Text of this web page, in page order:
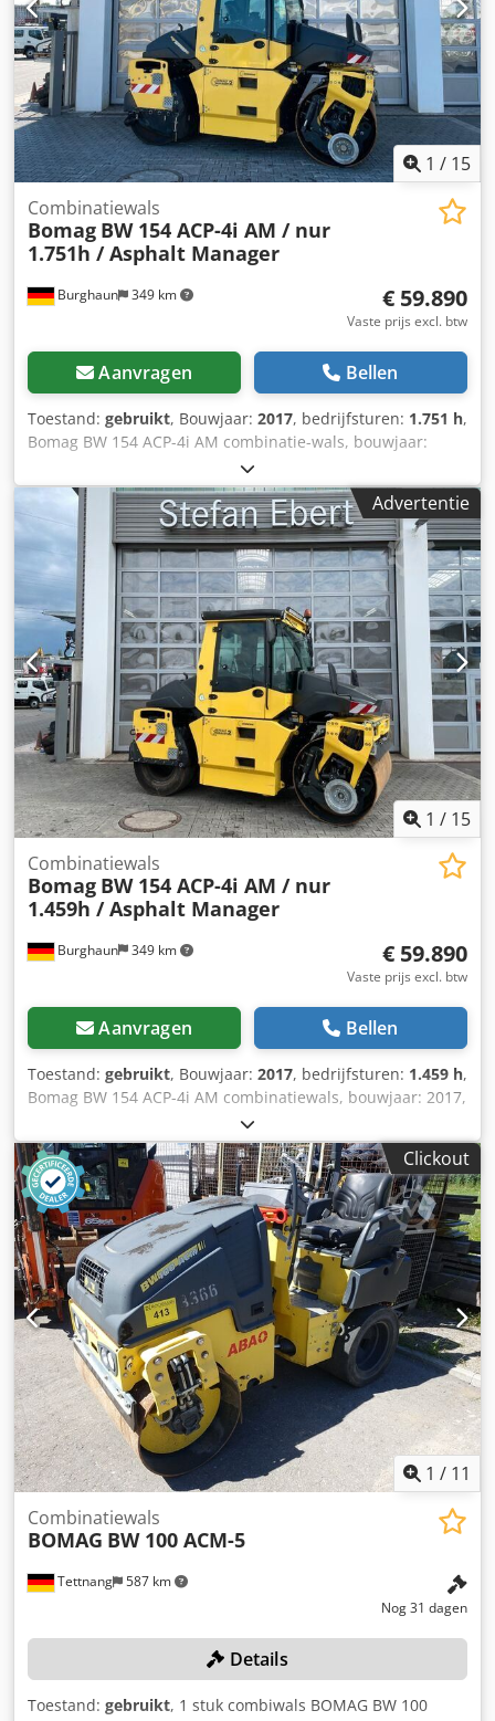
1 / 15
Burghaun 349 km
Combinatiewals
Bomag BW 154 ACP-4i AM / nur
1.751h / Asphalt Manager
€ 59.890
Vaste prijs excl. btw
Aanvragen Bellen
Toestand: gebruikt, Bouwjaar: 2017, bedrijfsturen: 1.751 h,
Bomag BW 154 ACP-4i AM combinatie-wals, bouwjaar:
2017, draaiuren: slechts 1.751 uur, motor: Kubota [55,4
kW/75 pk], Asphalt Manager 2, asfaltsnijinrichting aan
beide zijden, gewicht: 7.400 kg, gladde trommelbekleding,
goede staat, direct inzetbaar. Dsdpfx Aszq Tztolmokr Op
verzoek maken wij u graag een lease- of
financieringsvoorstel. De heer Mihm (tel. ) staat u hierbij
graag te woord. Meer informatie vindt u op onze website.
Fouten en voorafgaande verkoop voorbehouden! Verhuur
mogelijk. = Meer informatie = Neem contact op met Tobias
Ebert voor meer informatie.
Advertentie
1 / 15
Burghaun 349 km
Combinatiewals
Bomag BW 154 ACP-4i AM / nur
1.459h / Asphalt Manager
€ 59.890
Vaste prijs excl. btw
Aanvragen Bellen
Toestand: gebruikt, Bouwjaar: 2017, bedrijfsturen: 1.459 h,
Bomag BW 154 ACP-4i AM combinatiewals, bouwjaar: 2017,
bedrijfsuren: slechts 1.459 uur, motor: Kubota [55,4 kW/75
pk], Asphalt Manager 2, asfaltsnijder rechts, gewicht: 7.400
kg, gladde trommel, goede staat, direct inzetbaar, Dsdpfx
Aezq Tzmelmskr Op aanvraag kunnen wij u een lease- of
financieringsvoorstel aanbieden. De heer Mihm (tel. staat
u graag te woord. Meer informatie vindt u op onze
website. Onder voorbehoud van fouten en voorafgaande
verkoop! Verhuur mogelijk. = Meer informatie = Neem
contact op met Tobias Ebert voor meer informatie.
Clickout
1 / 11
Tettnang 587 km
Combinatiewals
BOMAG BW 100 ACM-5
Nog 31 dagen
Details
Toestand: gebruikt, 1 stuk combiwals BOMAG BW 100